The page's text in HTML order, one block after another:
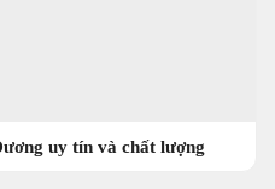
uy tín và chất lượng